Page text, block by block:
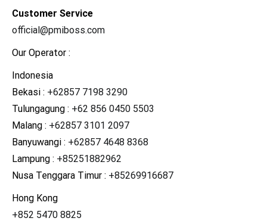
Customer Service
official@pmiboss.com
Our Operator :
Indonesia
Bekasi : +62857 7198 3290
Tulungagung : +62 856 0450 5503
Malang : +62857 3101 2097
Banyuwangi : +62857 4648 8368
Lampung : +85251882962
Nusa Tenggara Timur : +85269916687
Hong Kong
+852 5470 8825